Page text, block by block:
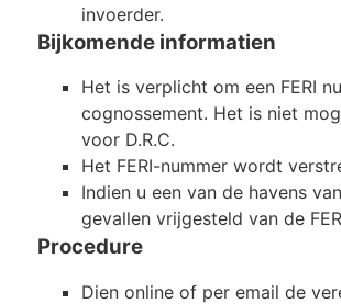
invoerder.
Bijkomende informatien
Het is verplicht om een FERI
cognossement. Het is niet
voor D.R.C.
Het FERI-nummer wordt
Indien u een van de havens
gevallen vrijgesteld van de
Procedure
Dien online of per email de